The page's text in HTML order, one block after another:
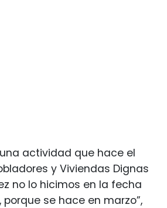
actividad que hace el
y Viviendas Dignas
no lo hicimos en la fecha
se hace en marzo”,